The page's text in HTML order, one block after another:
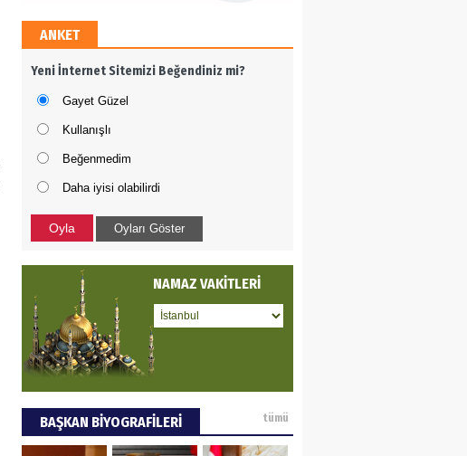
Bu proje ile neyi
hedefliyoruz?
Hakan SOYSAL
Türkiye tarımla para
kazanır..
ALİ BEKTAN
Gökova Kontrolü..
CAN PULAK
ANKET
Yeni İnternet Sitemizi Beğendiniz mi?
Gayet Güzel
Kullanışlı
Beğenmedim
Daha iyisi olabilirdi
Oyla Oyları Göster
NAMAZ VAKİTLERİ
BAŞKAN BİYOGRAFİLERİ tümü